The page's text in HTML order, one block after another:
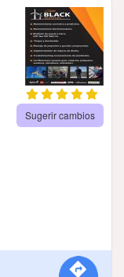
Sugerir cambios